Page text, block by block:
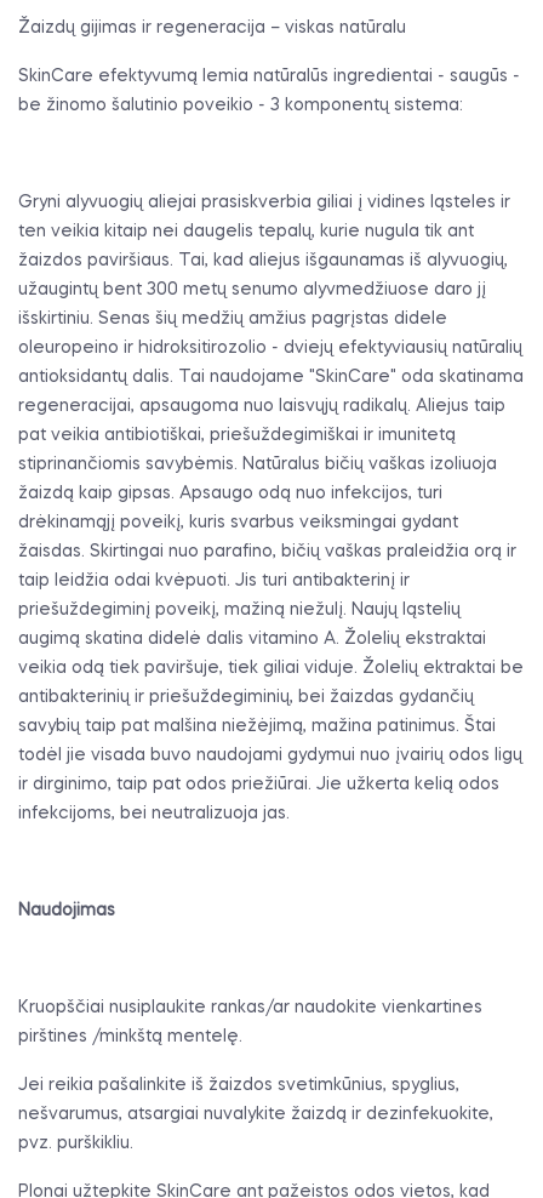
Žaizdų gijimas ir regeneracija – viskas natūralu
SkinCare efektyvumą lemia natūralūs ingredientai - saugūs -
be žinomo šalutinio poveikio - 3 komponentų sistema:
Gryni alyvuogių aliejai prasiskverbia giliai į vidines ląsteles ir
ten veikia kitaip nei daugelis tepalų, kurie nugula tik ant
žaizdos paviršiaus. Tai, kad aliejus išgaunamas iš alyvuogių,
užaugintų bent 300 metų senumo alyvmedžiuose daro jį
išskirtiniu. Senas šių medžių amžius pagrįstas didele
oleuropeino ir hidroksitirozolio - dviejų efektyviausių natūralių
antioksidantų dalis. Tai naudojame "SkinCare" oda skatinama
regeneracijai, apsaugoma nuo laisvųjų radikalų. Aliejus taip
pat veikia antibiotiškai, priešuždegimiškai ir imunitetą
stiprinančiomis savybėmis. Natūralus bičių vaškas izoliuoja
žaizdą kaip gipsas. Apsaugo odą nuo infekcijos, turi
drėkinamąjį poveikį, kuris svarbus veiksmingai gydant
žaisdas. Skirtingai nuo parafino, bičių vaškas praleidžia orą ir
taip leidžia odai kvėpuoti. Jis turi antibakterinį ir
priešuždegiminį poveikį, mažiną niežulį. Naujų ląstelių
augimą skatina didelė dalis vitamino A. Žolelių ekstraktai
veikia odą tiek paviršuje, tiek giliai viduje. Žolelių ektraktai be
antibakterinių ir priešuždegiminių, bei žaizdas gydančių
savybių taip pat malšina niežėjimą, mažina patinimus. Štai
todėl jie visada buvo naudojami gydymui nuo įvairių odos ligų
ir dirginimo, taip pat odos priežiūrai. Jie užkerta kelią odos
infekcijoms, bei neutralizuoja jas.
Naudojimas
Kruopščiai nusiplaukite rankas/ar naudokite vienkartines
pirštines /minkštą mentelę.
Jei reikia pašalinkite iš žaizdos svetimkūnius, spyglius,
nešvarumus, atsargiai nuvalykite žaizdą ir dezinfekuokite,
pvz. purškikliu.
Plonai užtepkite SkinCare ant pažeistos odos vietos, kad